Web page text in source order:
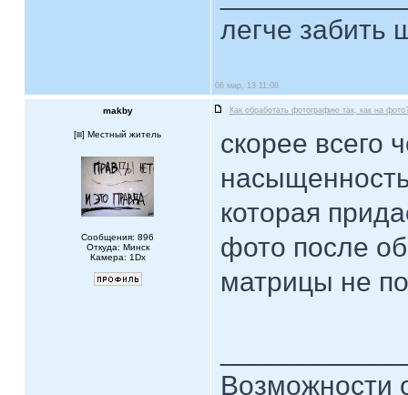
легче забить
06 мар, 13 11:08
makby Как обработать фотографию так, как на
[ ] Местный житель
Сообщения: 896
Откуда: Минск
Камера: 1Dx
скорее всего
которая
фото после
матрицы не
Возможности